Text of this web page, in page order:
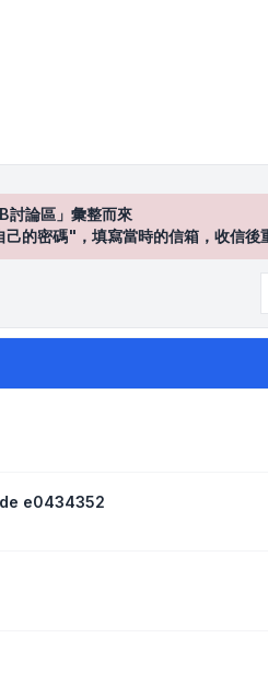
論區」彙整而來
密碼"，填寫當時的信箱，收信後
e0434352